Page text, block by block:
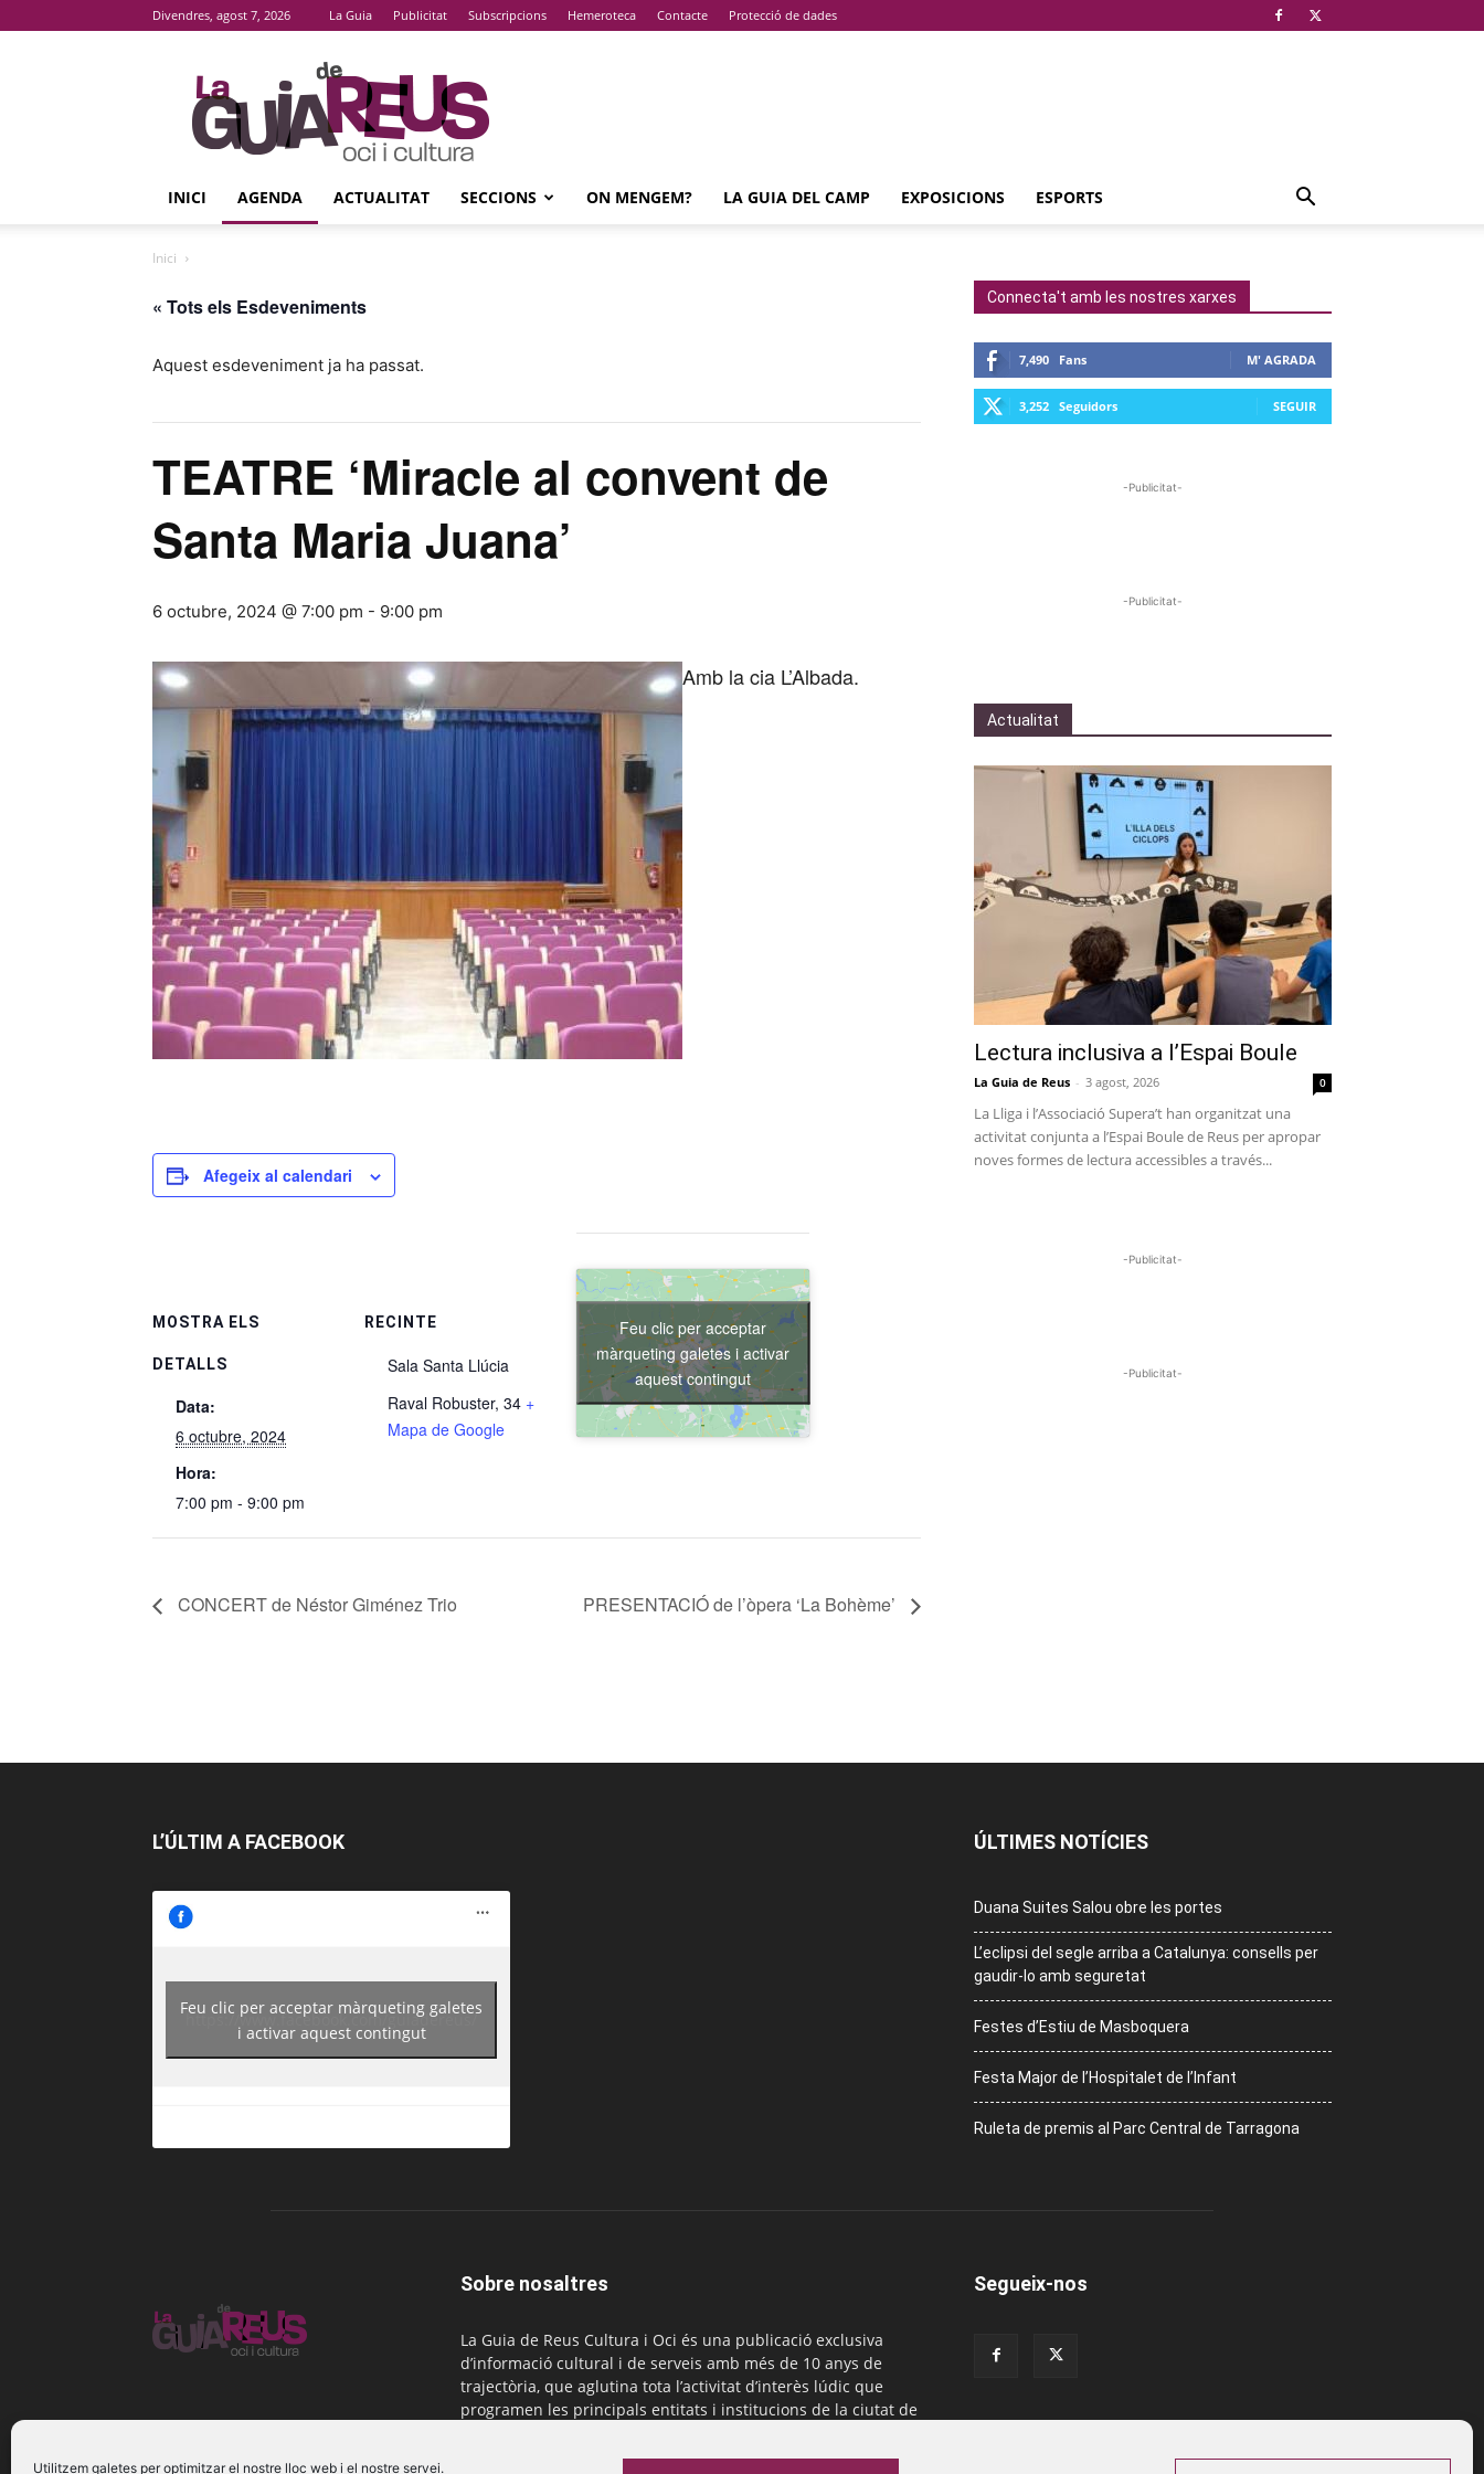
Utilitzem galetes per optimitzar el nostre lloc web i el nostre servei.
Divendres, agost 7, 2026 La Guia Publicitat Subscripcions Hemeroteca Contacte Protecció de dades
La
Guia
De
Reus
INICI AGENDA ACTUALITAT SECCIONS ON MENGEM? LA GUIA DEL CAMP EXPOSICIONS ESPORTS
Inici
« Tots els Esdeveniments
Aquest esdeveniment ja ha passat.
TEATRE ‘Miracle al convent de
Santa Maria Juana’
6 octubre, 2024 @ 7:00 pm - 9:00 pm
Amb la cia L’Albada.
Afegeix al calendari
MOSTRA ELS
DETALLS
Data:
6 octubre, 2024
Hora:
7:00 pm - 9:00 pm
RECINTE
Sala Santa Llúcia
Raval Robuster, 34 +
Mapa de Google
Feu clic per acceptar
màrqueting galetes i activar
aquest contingut
CONCERT de Néstor Giménez Trio PRESENTACIÓ de l’òpera ‘La Bohème’
Connecta't amb les nostres xarxes
7,490 Fans M' AGRADA
3,252 Seguidors SEGUIR
-Publicitat-
-Publicitat-
Actualitat
Lectura inclusiva a l’Espai Boule
La Guia de Reus - 3 agost, 2026 0
La Lliga i l’Associació Supera’t han organitzat una
activitat conjunta a l’Espai Boule de Reus per apropar
noves formes de lectura accessibles a través...
-Publicitat-
-Publicitat-
L’ÚLTIM A FACEBOOK
https://www.facebook.com/guiadereus/
Feu clic per acceptar màrqueting galetes
i activar aquest contingut
ÚLTIMES NOTÍCIES
Duana Suites Salou obre les portes
L’eclipsi del segle arriba a Catalunya: consells per
gaudir-lo amb seguretat
Festes d’Estiu de Masboquera
Festa Major de l’Hospitalet de l’Infant
Ruleta de premis al Parc Central de Tarragona
Sobre nosaltres
La Guia de Reus Cultura i Oci és una publicació exclusiva
d’informació cultural i de serveis amb més de 10 anys de
trajectòria, que aglutina tota l’activitat d’interès lúdic que
programen les principals entitats i institucions de la ciutat de
Segueix-nos